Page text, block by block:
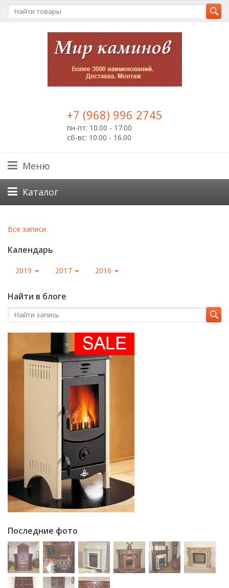
+7 (968) 996 2745
пн-пт: 10.00 - 17.00
сб-вс: 10.00 - 16.00
Меню
Каталог
Все записи
Календарь
2019 2017 2016
Найти в блоге
Последние фото